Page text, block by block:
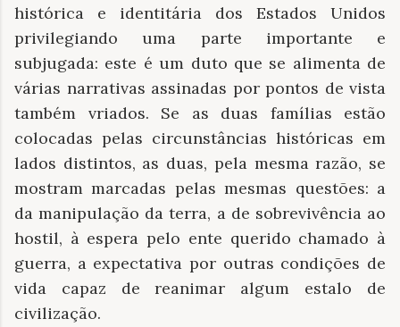
histórica e identitária dos Estados Unidos
privilegiando uma parte importante e
subjugada: este é um duto que se alimenta de
várias narrativas assinadas por pontos de vista
também vriados. Se as duas famílias estão
colocadas pelas circunstâncias históricas em
lados distintos, as duas, pela mesma razão, se
mostram marcadas pelas mesmas questões: a
da manipulação da terra, a de sobrevivência ao
hostil, à espera pelo ente querido chamado à
guerra, a expectativa por outras condições de
vida capaz de reanimar algum estalo de
civilização.